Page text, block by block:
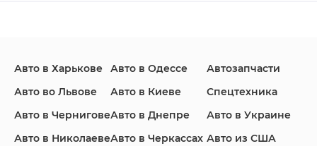
Авто в Харькове
Авто во Львове
Авто в Чернигове
Авто в Николаеве
Авто в Одессе
Авто в Киеве
Авто в Днепре
Авто в Черкассах
Автозапчасти
Спецтехника
Авто в Украине
Авто из США